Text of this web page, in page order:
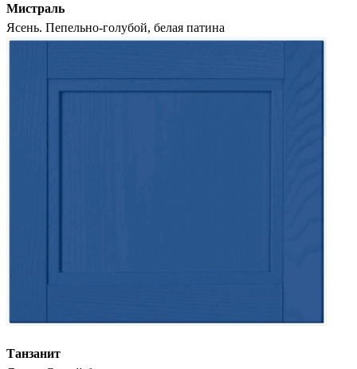
Мистраль
Ясень. Пепельно-голубой, белая патина
Танзанит